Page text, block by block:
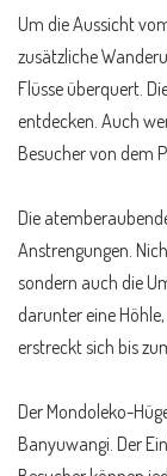
Um die Aussicht
zusätzliche
Flüsse überquert.
entdecken. Auch
Besucher von dem
Die
Anstrengungen.
sondern auch die
darunter eine
erstreckt sich bis
Der Mondoleko-
Banyuwangi. Der